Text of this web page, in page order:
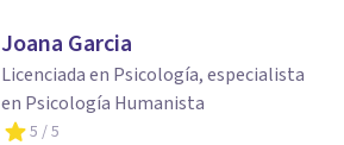
Joana Garcia
Licenciada en Psicología, especialista
en Psicología Humanista
5 / 5